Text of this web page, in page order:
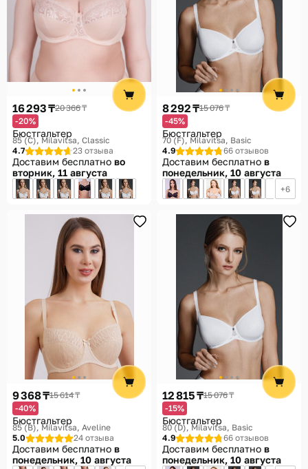
16 293 ₸20 366 ₸
-20%
Бюстгальтер
85 (C) Milavitsa, Classic
4.7
23 отзыва
Доставим бесплатно во
вторник, 11 августа
8 292 ₸15 076 ₸
-45%
Бюстгальтер
70 (F) Milavitsa, Basic
4.9
66 отзывов
Доставим бесплатно в
понедельник, 10 августа
6
9 368 ₸15 614 ₸
-40%
Бюстгальтер
85 (B) Milavitsa, Aveline
5.0
24 отзыва
Доставим бесплатно в
понедельник, 10 августа
12 815 ₸15 076 ₸
-15%
Бюстгальтер
80 (D) Milavitsa, Basic
4.9
66 отзывов
Доставим бесплатно в
понедельник, 10 августа